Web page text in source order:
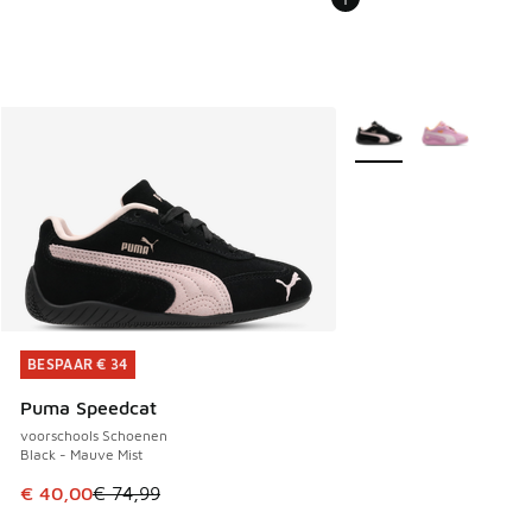
BESPAAR € 34
Puma Speedcat
voorschools Schoenen
Black - Mauve Mist
Dit artikel is in de uitverkoop. Dit artikel is in de
€ 40,00€ 74,99
BESPAAR € 34
Meer kleuren